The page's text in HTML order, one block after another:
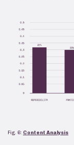
Fig. 6: Content Analysis